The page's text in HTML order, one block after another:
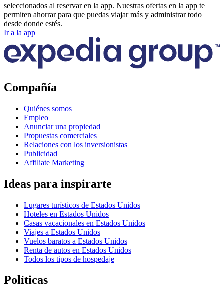
seleccionados al reservar en la app. Nuestras ofertas en la app te
permiten ahorrar para que puedas viajar más y administrar todo
desde donde estés.
Ir a la app
Compañía
Quiénes somos
Empleo
Anunciar una propiedad
Propuestas comerciales
Relaciones con los inversionistas
Publicidad
Affiliate Marketing
Ideas para inspirarte
Lugares turísticos de Estados Unidos
Hoteles en Estados Unidos
Casas vacacionales en Estados Unidos
Viajes a Estados Unidos
Vuelos baratos a Estados Unidos
Renta de autos en Estados Unidos
Todos los tipos de hospedaje
Políticas